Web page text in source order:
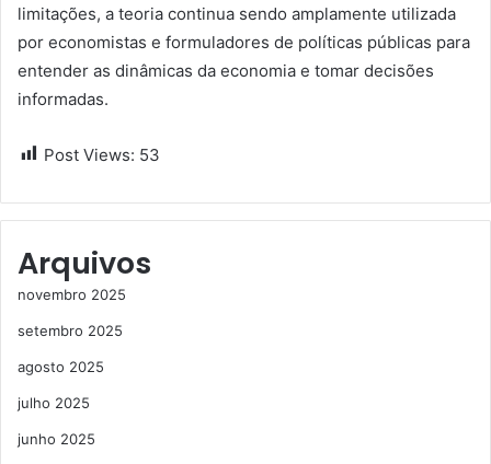
limitações, a teoria continua sendo amplamente utilizada
por economistas e formuladores de políticas públicas para
entender as dinâmicas da economia e tomar decisões
informadas.
Post Views: 53
Arquivos
novembro 2025
setembro 2025
agosto 2025
julho 2025
junho 2025